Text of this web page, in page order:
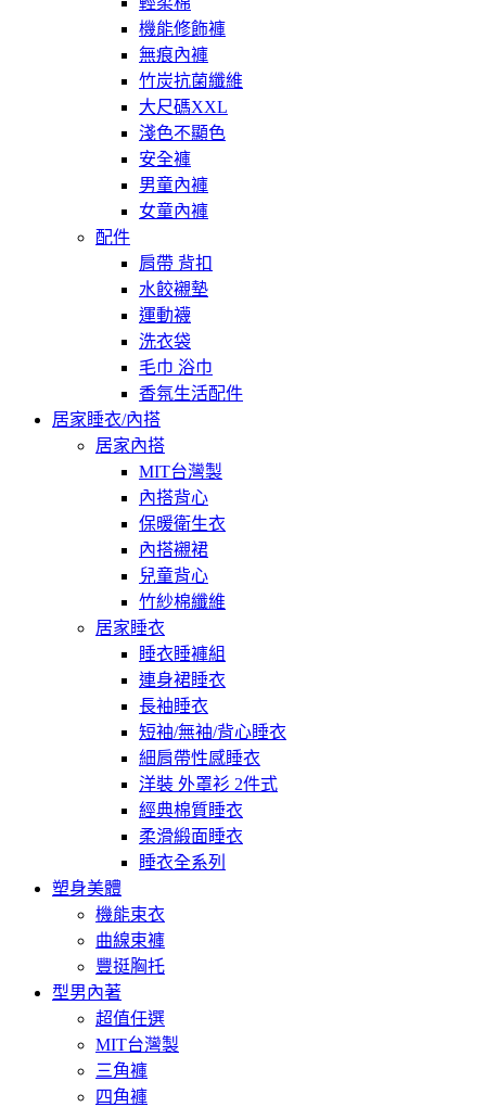
機能修飾褲
無痕內褲
竹炭抗菌纖維
大尺碼XXL
淺色不顯色
安全褲
男童內褲
女童內褲
配件
肩帶 背扣
水餃襯墊
運動襪
洗衣袋
毛巾 浴巾
香氛生活配件
居家睡衣/內搭
居家內搭
MIT台灣製
內搭背心
保暖衛生衣
內搭襯裙
兒童背心
竹紗棉纖維
居家睡衣
睡衣睡褲組
連身裙睡衣
長袖睡衣
短袖/無袖/背心睡衣
細肩帶性感睡衣
洋裝 外罩衫 2件式
經典棉質睡衣
柔滑緞面睡衣
睡衣全系列
塑身美體
機能束衣
曲線束褲
豐挺胸托
型男內著
超值任選
MIT台灣製
三角褲
四角褲